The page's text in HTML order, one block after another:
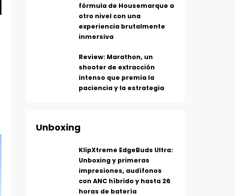
fórmula de Housemarque a
otro nivel con una
experiencia brutalmente
inmersiva
Review: Marathon, un
shooter de extracción
intenso que premia la
paciencia y la estrategia
Unboxing
KlipXtreme EdgeBuds Ultra:
Unboxing y primeras
impresiones, audífonos
con ANC híbrido y hasta 26
horas de batería